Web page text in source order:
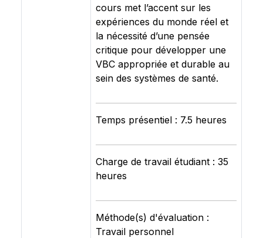
cours met l’accent sur les
expériences du monde réel et
la nécessité d’une pensée
critique pour développer une
VBC appropriée et durable au
sein des systèmes de santé.
Temps présentiel : 7.5 heures
Charge de travail étudiant : 35
heures
Méthode(s) d'évaluation :
Travail personnel